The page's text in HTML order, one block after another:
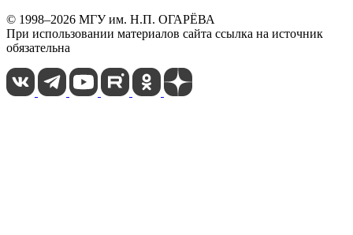
© 1998–2026 МГУ им. Н.П. ОГАРЁВА
При использовании материалов сайта ссылка на источник
обязательна